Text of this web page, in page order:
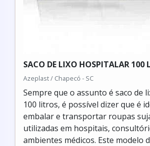
SACO DE LIXO HOSPITALAR 100
Azeplast / Chapecó - SC
Sempre que o assunto é saco de
100 litros, é possível dizer que é
embalar e transportar roupas
utilizadas em hospitais,
ambientes médicos. Este modelo